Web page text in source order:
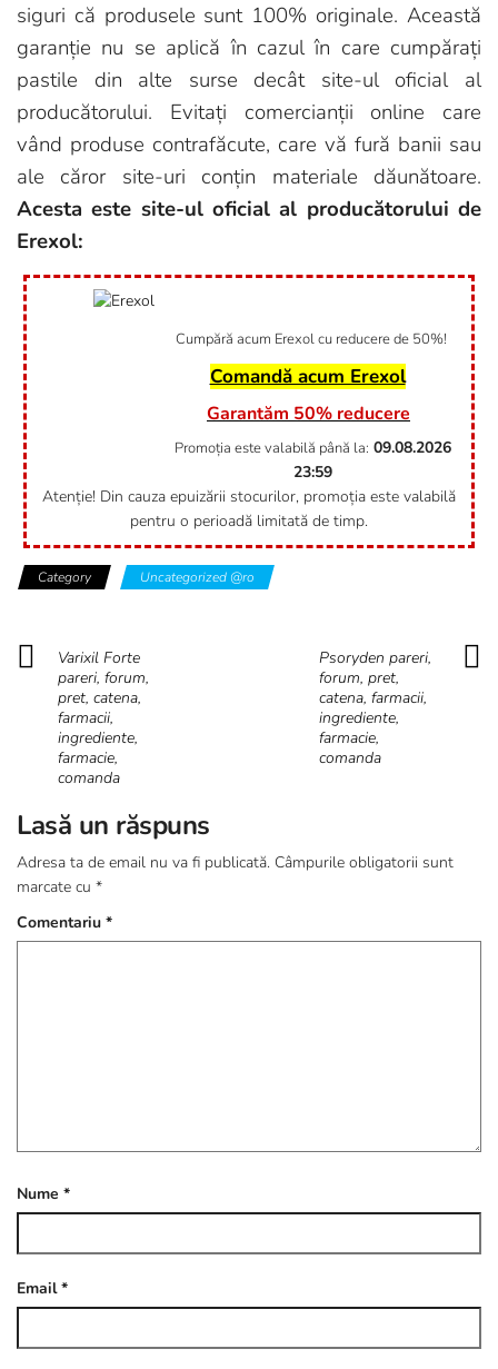
siguri că produsele sunt 100% originale. Această
garanție nu se aplică în cazul în care cumpărați
pastile din alte surse decât site-ul oficial al
producătorului. Evitați comercianții online care
vând produse contrafăcute, care vă fură banii sau
ale căror site-uri conțin materiale dăunătoare.
Acesta este site-ul oficial al producătorului de
Erexol:
Cumpără acum Erexol cu reducere de 50%!
Comandă acum Erexol
Garantăm 50% reducere
Promoția este valabilă până la: 09.08.2026
23:59
Atenție! Din cauza epuizării stocurilor, promoția este valabilă
pentru o perioadă limitată de timp.
Category Uncategorized @ro
Varixil Forte
pareri, forum,
pret, catena,
farmacii,
ingrediente,
farmacie,
comanda
Psoryden pareri,
forum, pret,
catena, farmacii,
ingrediente,
farmacie,
comanda
Lasă un răspuns
Adresa ta de email nu va fi publicată. Câmpurile obligatorii sunt
marcate cu *
Comentariu *
Nume *
Email*